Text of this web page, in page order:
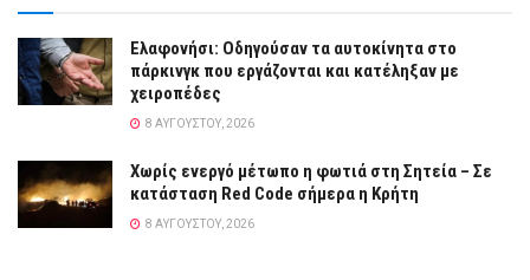
Ελαφονήσι: Οδηγούσαν τα αυτοκίνητα στο
πάρκινγκ που εργάζονται και κατέληξαν με
χειροπέδες
8 ΑΥΓΟΎΣΤΟΥ, 2026
Χωρίς ενεργό μέτωπο η φωτιά στη Σητεία – Σε
κατάσταση Red Code σήμερα η Κρήτη
8 ΑΥΓΟΎΣΤΟΥ, 2026